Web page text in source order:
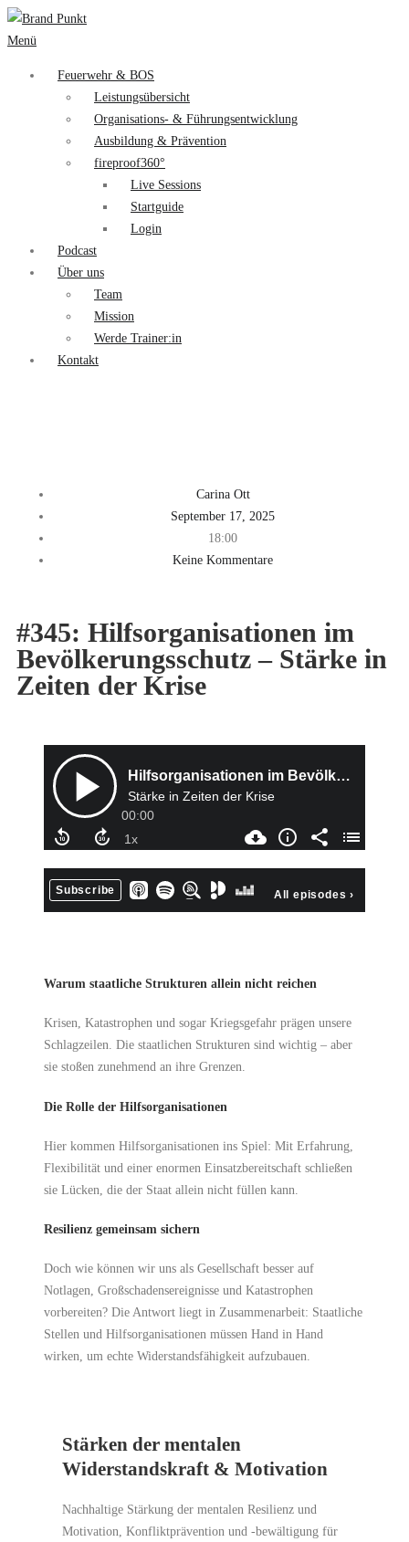
Menü
Feuerwehr & BOS
Leistungsübersicht
Organisations- & Führungsentwicklung
Ausbildung & Prävention
fireproof360°
Live Sessions
Startguide
Login
Podcast
Über uns
Team
Mission
Werde Trainer:in
Kontakt
Carina Ott
September 17, 2025
18:00
Keine Kommentare
#345: Hilfsorganisationen im
Bevölkerungsschutz – Stärke in
Zeiten der Krise
Warum staatliche Strukturen allein nicht reichen
Krisen, Katastrophen und sogar Kriegsgefahr prägen unsere
Schlagzeilen. Die staatlichen Strukturen sind wichtig – aber
sie stoßen zunehmend an ihre Grenzen.
Die Rolle der Hilfsorganisationen
Hier kommen Hilfsorganisationen ins Spiel: Mit Erfahrung,
Flexibilität und einer enormen Einsatzbereitschaft schließen
sie Lücken, die der Staat allein nicht füllen kann.
Resilienz gemeinsam sichern
Doch wie können wir uns als Gesellschaft besser auf
Notlagen, Großschadensereignisse und Katastrophen
vorbereiten? Die Antwort liegt in Zusammenarbeit: Staatliche
Stellen und Hilfsorganisationen müssen Hand in Hand
wirken, um echte Widerstandsfähigkeit aufzubauen.
Stärken der mentalen
Widerstandskraft & Motivation
Nachhaltige Stärkung der mentalen Resilienz und
Motivation, Konfliktprävention und -bewältigung für